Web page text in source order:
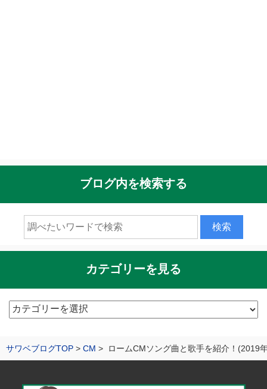
サワベブログTOP CM ロームCMソング曲と歌手を紹介！(2019
ブログ内を検索する
カテゴリーを見る
カ
リ